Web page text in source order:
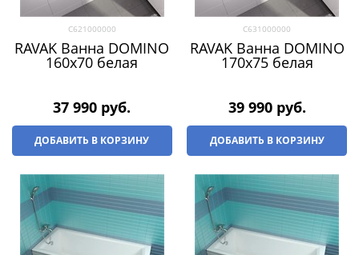
C621000000
RAVAK Ванна DOMINO
160х70 белая
37 990 руб.
ДОБАВИТЬ В КОРЗИНУ
C631000000
RAVAK Ванна DOMINO
170х75 белая
39 990 руб.
ДОБАВИТЬ В КОРЗИНУ